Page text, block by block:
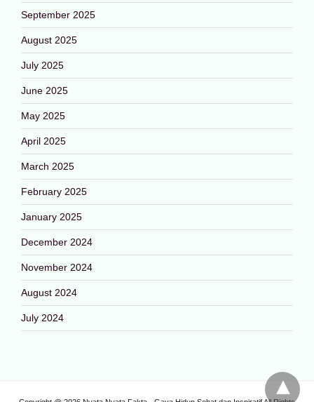
September 2025
August 2025
July 2025
June 2025
May 2025
April 2025
March 2025
February 2025
January 2025
December 2024
November 2024
August 2024
July 2024